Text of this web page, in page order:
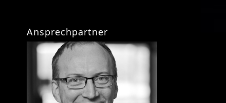
Ansprechpartner